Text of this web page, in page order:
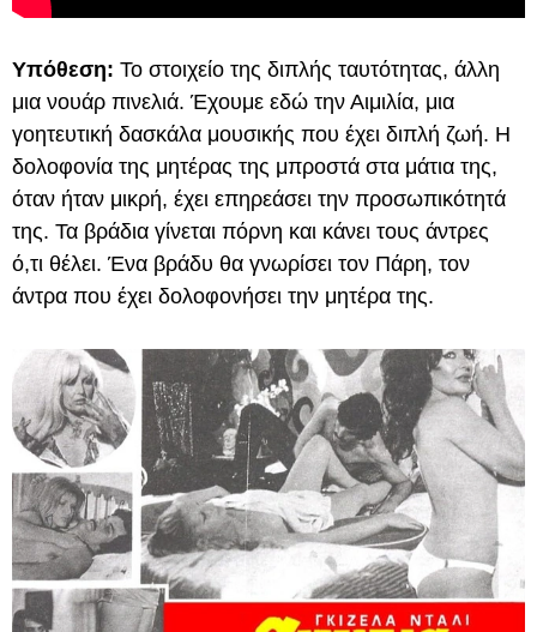
Υπόθεση: Το στοιχείο της διπλής ταυτότητας, άλλη
μια νουάρ πινελιά. Έχουμε εδώ την Αιμιλία, μια
γοητευτική δασκάλα μουσικής που έχει διπλή ζωή. Η
δολοφονία της μητέρας της μπροστά στα μάτια της,
όταν ήταν μικρή, έχει επηρεάσει την προσωπικότητά
της. Τα βράδια γίνεται πόρνη και κάνει τους άντρες
ό,τι θέλει. Ένα βράδυ θα γνωρίσει τον Πάρη, τον
άντρα που έχει δολοφονήσει την μητέρα της.